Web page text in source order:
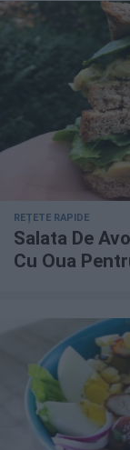
REȚETE RAPIDE
Salata De
Cu Oua